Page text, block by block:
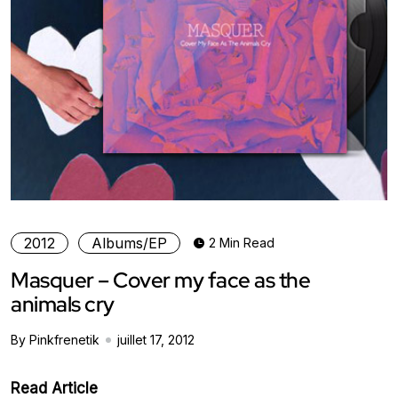
2012 Albums/EP 2 Min Read
Masquer – Cover my face as the
animals cry
By Pinkfrenetik juillet 17, 2012
Read Article